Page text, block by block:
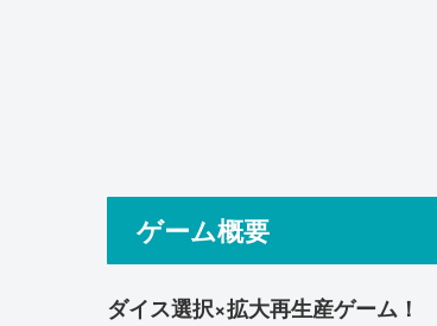
ゲーム概要
ダイス選択×拡大再生産ゲーム！